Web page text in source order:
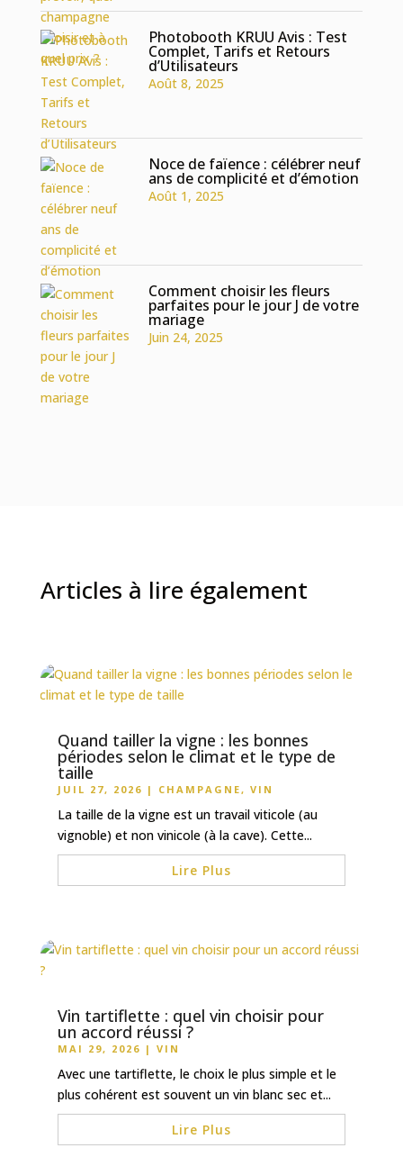
Photobooth KRUU Avis : Test
Complet, Tarifs et Retours
d’Utilisateurs
Août 8, 2025
Noce de faïence : célébrer neuf
ans de complicité et d’émotion
Août 1, 2025
Comment choisir les fleurs
parfaites pour le jour J de votre
mariage
Juin 24, 2025
Articles à lire également
Quand tailler la vigne : les bonnes
périodes selon le climat et le type de
taille
JUIL 27, 2026 | CHAMPAGNE, VIN
La taille de la vigne est un travail viticole (au
vignoble) et non vinicole (à la cave). Cette...
Lire Plus
Vin tartiflette : quel vin choisir pour
un accord réussi ?
MAI 29, 2026 | VIN
Avec une tartiflette, le choix le plus simple et le
plus cohérent est souvent un vin blanc sec et...
Lire Plus